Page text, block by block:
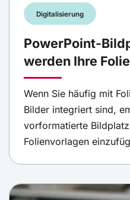
Digitalisierung
PowerPoint-
werden Ihre
Wenn Sie häufig mit
Bilder integriert sind,
vorformatierte
Folienvorlagen